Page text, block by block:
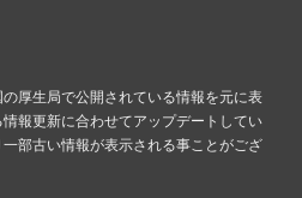
厚生局で公開されている情報を元に表
報更新に合わせてアップデートしてい
部古い情報が表示される事ことがござ